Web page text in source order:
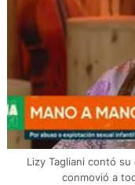
Lizy Tagliani contó
conmovió a